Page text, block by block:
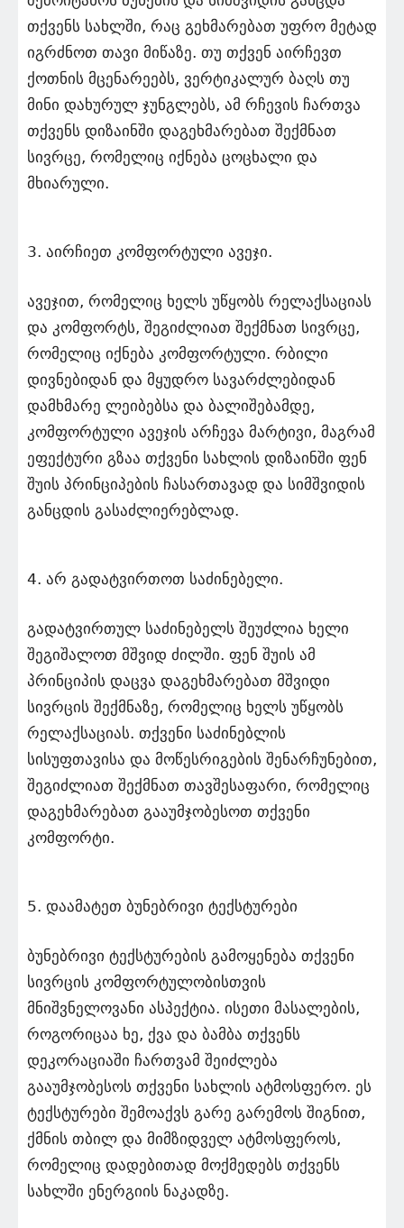
თქვენს სახლში, რაც გეხმარებათ უფრო მეტად
იგრძნოთ თავი მიწაზე. თუ თქვენ აირჩევთ
ქოთნის მცენარეებს, ვერტიკალურ ბაღს თუ
მინი დახურულ ჯუნგლებს, ამ რჩევის ჩართვა
თქვენს დიზაინში დაგეხმარებათ შექმნათ
სივრცე, რომელიც იქნება ცოცხალი და
მხიარული.
3. აირჩიეთ კომფორტული ავეჯი.
ავეჯით, რომელიც ხელს უწყობს რელაქსაციას
და კომფორტს, შეგიძლიათ შექმნათ სივრცე,
რომელიც იქნება კომფორტული. რბილი
დივნებიდან და მყუდრო სავარძლებიდან
დამხმარე ლეიბებსა და ბალიშებამდე,
კომფორტული ავეჯის არჩევა მარტივი, მაგრამ
ეფექტური გზაა თქვენი სახლის დიზაინში ფენ
შუის პრინციპების ჩასართავად და სიმშვიდის
განცდის გასაძლიერებლად.
4. არ გადატვირთოთ საძინებელი.
გადატვირთულ საძინებელს შეუძლია ხელი
შეგიშალოთ მშვიდ ძილში. ფენ შუის ამ
პრინციპის დაცვა დაგეხმარებათ მშვიდი
სივრცის შექმნაზე, რომელიც ხელს უწყობს
რელაქსაციას. თქვენი საძინებლის
სისუფთავისა და მოწესრიგების შენარჩუნებით,
შეგიძლიათ შექმნათ თავშესაფარი, რომელიც
დაგეხმარებათ გააუმჯობესოთ თქვენი
კომფორტი.
5. დაამატეთ ბუნებრივი ტექსტურები
ბუნებრივი ტექსტურების გამოყენება თქვენი
სივრცის კომფორტულობისთვის
მნიშვნელოვანი ასპექტია. ისეთი მასალების,
როგორიცაა ხე, ქვა და ბამბა თქვენს
დეკორაციაში ჩართვამ შეიძლება
გააუმჯობესოს თქვენი სახლის ატმოსფერო. ეს
ტექსტურები შემოაქვს გარე გარემოს შიგნით,
ქმნის თბილ და მიმზიდველ ატმოსფეროს,
რომელიც დადებითად მოქმედებს თქვენს
სახლში ენერგიის ნაკადზე.